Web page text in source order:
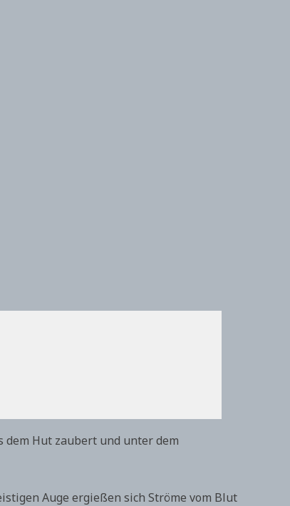
Hut zaubert und unter dem
Auge ergießen sich Ströme vom Blut